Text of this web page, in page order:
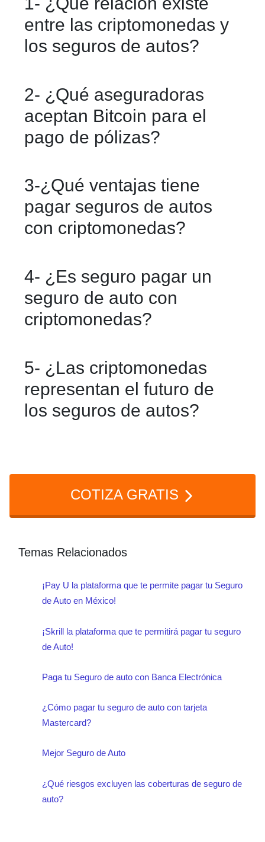
entre las criptomonedas y
los seguros de autos?
aseguradoras y plataformas permiten
pagar seguros de autos utilizando
criptomonedas como método de pago
2- ¿Qué aseguradoras
aceptan Bitcoin para el
pago de pólizas?
plataformas similares permite que el
usuario use sus criptoactivos mientras
la aseguradora recibe el pago en
3-¿Qué ventajas tiene
pagar seguros de autos
con criptomonedas?
mayor flexibilidad en pagos
internacionales y reducción de
intermediarios financieros.
4- ¿Es seguro pagar un
seguro de auto con
criptomonedas?
confiables y sistemas con altos
estándares de seguridad y verificación
de transacciones.
5- ¿Las criptomonedas
representan el futuro de
los seguros de autos?
pago tradicionales.
COTIZA GRATIS
Temas Relacionados
¡Pay U la plataforma que te permite pagar tu Seguro
de Auto en México!
¡Skrill la plataforma que te permitirá pagar tu seguro
de Auto!
Paga tu Seguro de auto con Banca Electrónica
¿Cómo pagar tu seguro de auto con tarjeta
Mastercard?
Mejor Seguro de Auto
¿Qué riesgos excluyen las coberturas de seguro de
auto?